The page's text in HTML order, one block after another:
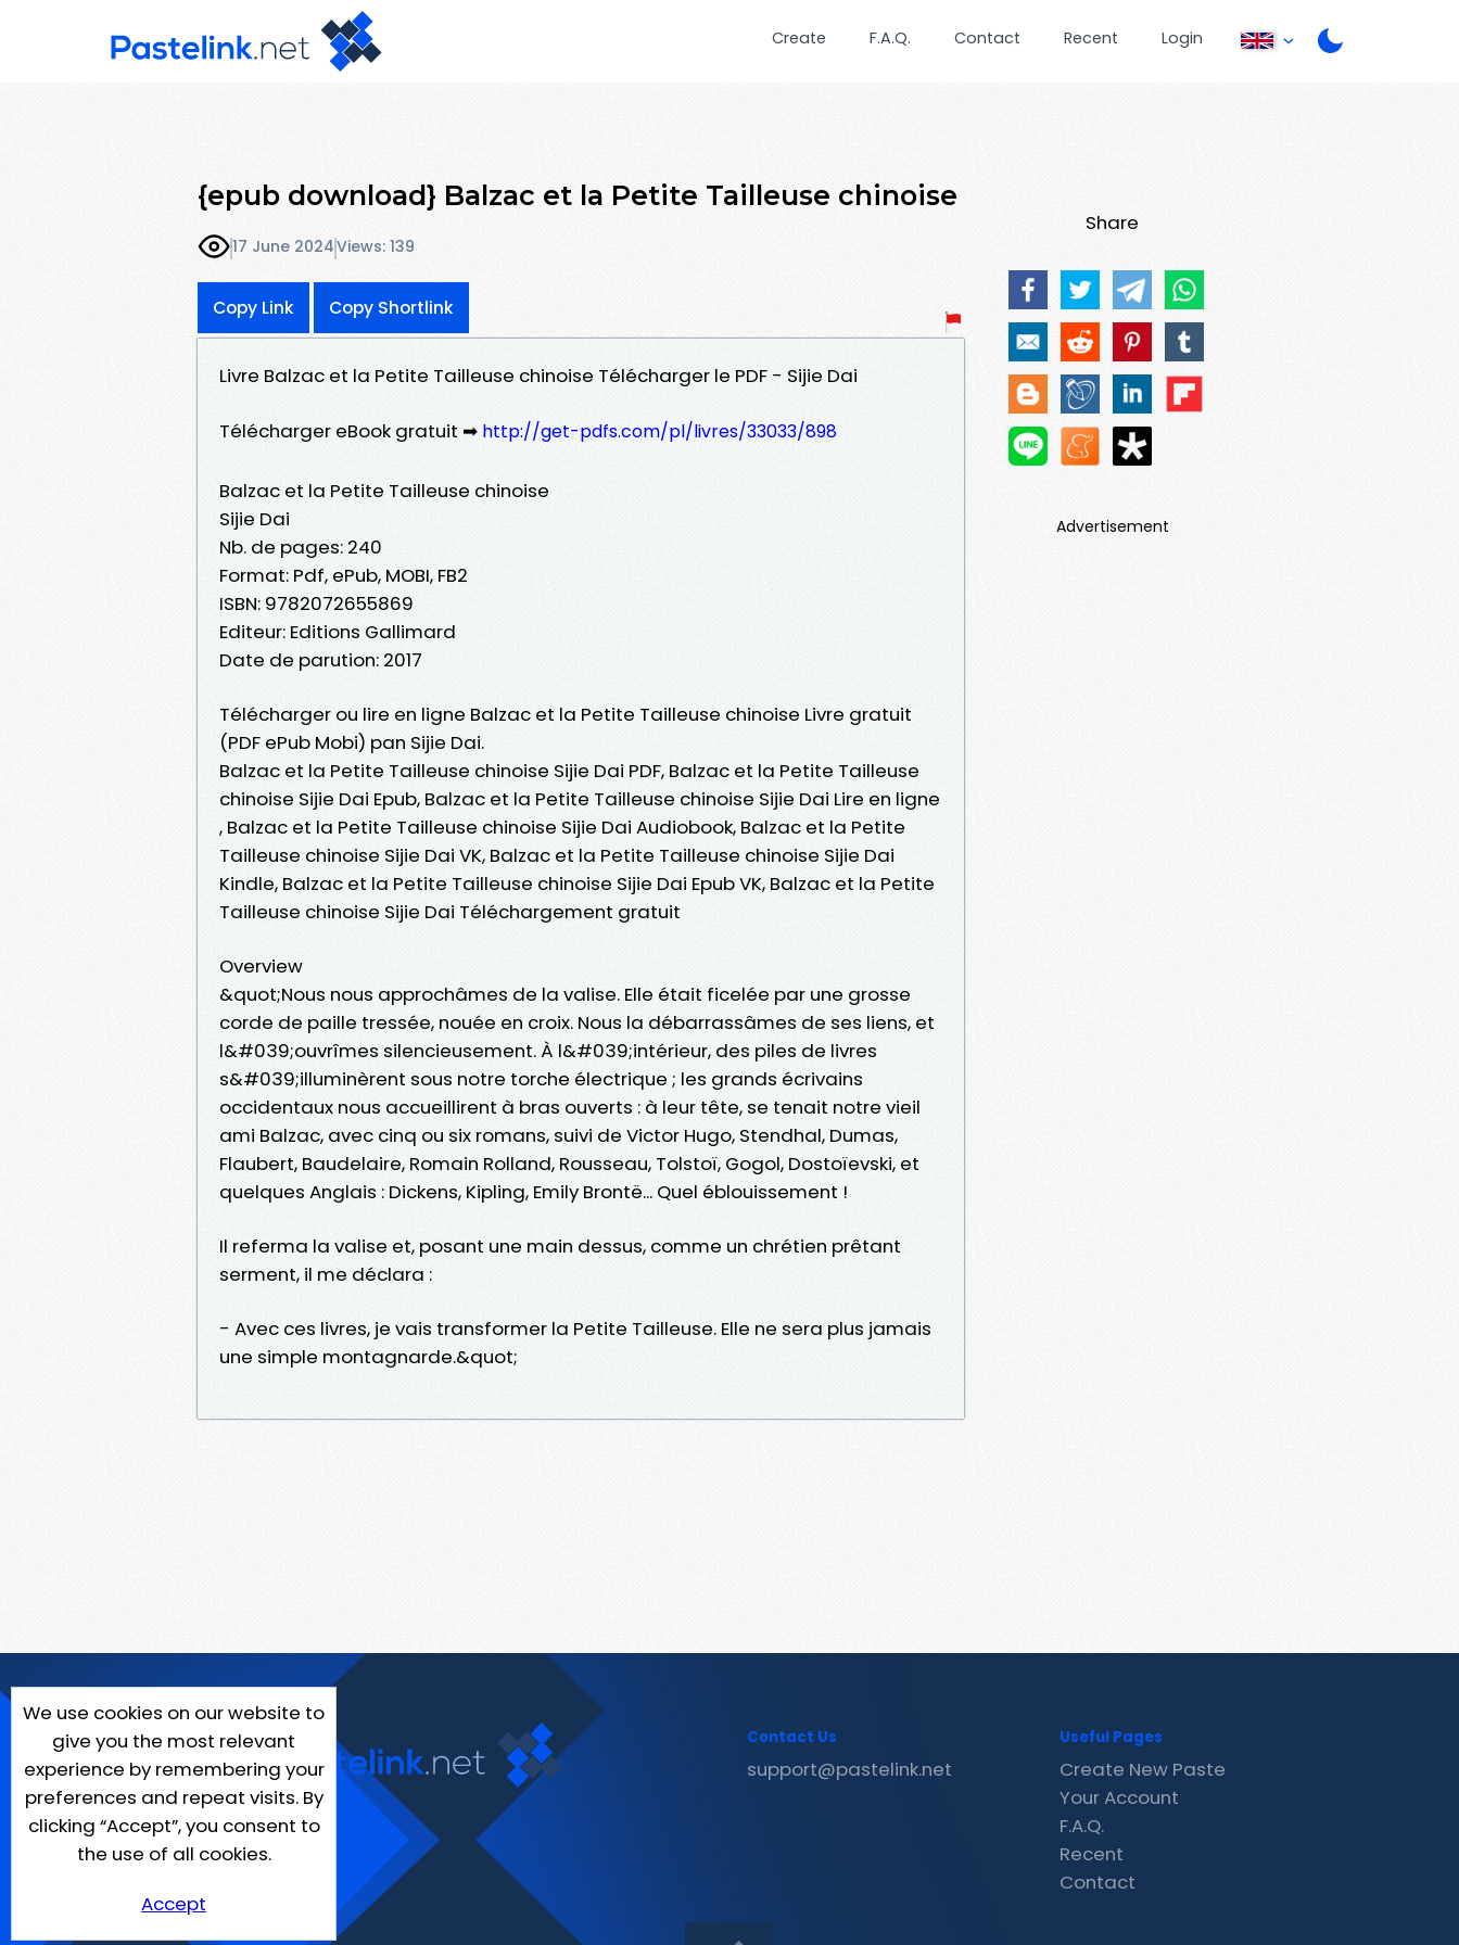
Create F.A.Q. Contact Recent Login
{epub download} Balzac et la Petite Tailleuse chinoise
17 June 2024Views: 139
Copy Link Copy Shortlink
Livre Balzac et la Petite Tailleuse chinoise Télécharger le PDF - Sijie Dai
Télécharger eBook gratuit ➡ http://get-pdfs.com/pl/livres/33033/898
Balzac et la Petite Tailleuse chinoise
Sijie Dai
Nb. de pages: 240
Format: Pdf, ePub, MOBI, FB2
ISBN: 9782072655869
Editeur: Editions Gallimard
Date de parution: 2017
Télécharger ou lire en ligne Balzac et la Petite Tailleuse chinoise Livre gratuit
(PDF ePub Mobi) pan Sijie Dai.
Balzac et la Petite Tailleuse chinoise Sijie Dai PDF, Balzac et la Petite Tailleuse
chinoise Sijie Dai Epub, Balzac et la Petite Tailleuse chinoise Sijie Dai Lire en ligne
, Balzac et la Petite Tailleuse chinoise Sijie Dai Audiobook, Balzac et la Petite
Tailleuse chinoise Sijie Dai VK, Balzac et la Petite Tailleuse chinoise Sijie Dai
Kindle, Balzac et la Petite Tailleuse chinoise Sijie Dai Epub VK, Balzac et la Petite
Tailleuse chinoise Sijie Dai Téléchargement gratuit
Overview
&quot;Nous nous approchâmes de la valise. Elle était ficelée par une grosse
corde de paille tressée, nouée en croix. Nous la débarrassâmes de ses liens, et
l&#039;ouvrîmes silencieusement. À l&#039;intérieur, des piles de livres
s&#039;illuminèrent sous notre torche électrique ; les grands écrivains
occidentaux nous accueillirent à bras ouverts : à leur tête, se tenait notre vieil
ami Balzac, avec cinq ou six romans, suivi de Victor Hugo, Stendhal, Dumas,
Flaubert, Baudelaire, Romain Rolland, Rousseau, Tolstoï, Gogol, Dostoïevski, et
quelques Anglais : Dickens, Kipling, Emily Brontë... Quel éblouissement !
Il referma la valise et, posant une main dessus, comme un chrétien prêtant
serment, il me déclara :
- Avec ces livres, je vais transformer la Petite Tailleuse. Elle ne sera plus jamais
une simple montagnarde.&quot;
Share
Advertisement
We use cookies on our website to
give you the most relevant
experience by remembering your
preferences and repeat visits. By
clicking “Accept”, you consent to
the use of all cookies.
Accept
Contact Us
support@pastelink.net
Useful Pages
Create New Paste
Your Account
F.A.Q.
Recent
Contact